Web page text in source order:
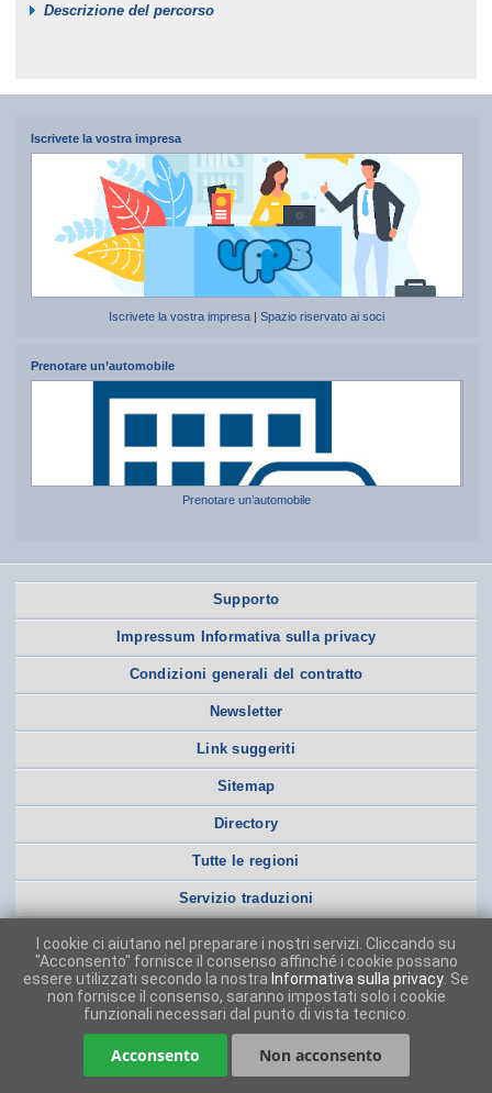
Descrizione del percorso
Iscrivete la vostra impresa
Iscrivete la vostra impresa |Spazio riservato ai soci
Prenotare un’automobile
Prenotare un’automobile
Supporto
Impressum Informativa sulla privacy
Condizioni generali del contratto
Newsletter
Link suggeriti
Sitemap
Directory
Tutte le regioni
Servizio traduzioni
I cookie ci aiutano nel preparare i nostri servizi. Cliccando su
"Acconsento" fornisce il consenso affinché i cookie possano
essere utilizzati secondo la nostra Informativa sulla privacy . Se
non fornisce il consenso, saranno impostati solo i cookie
funzionali necessari dal punto di vista tecnico.